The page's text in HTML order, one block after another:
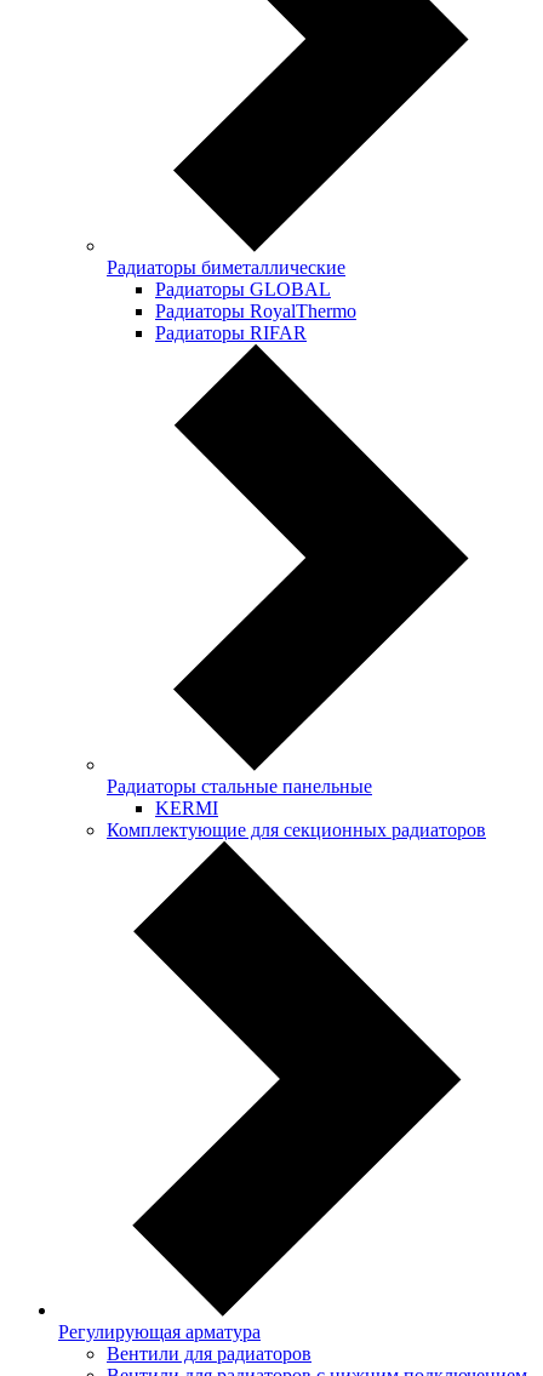
Радиаторы биметаллические
Радиаторы GLOBAL
Радиаторы RoyalThermo
Радиаторы RIFAR
Радиаторы стальные панельные
KERMI
Комплектующие для секционных радиаторов
Регулирующая арматура
Вентили для радиаторов